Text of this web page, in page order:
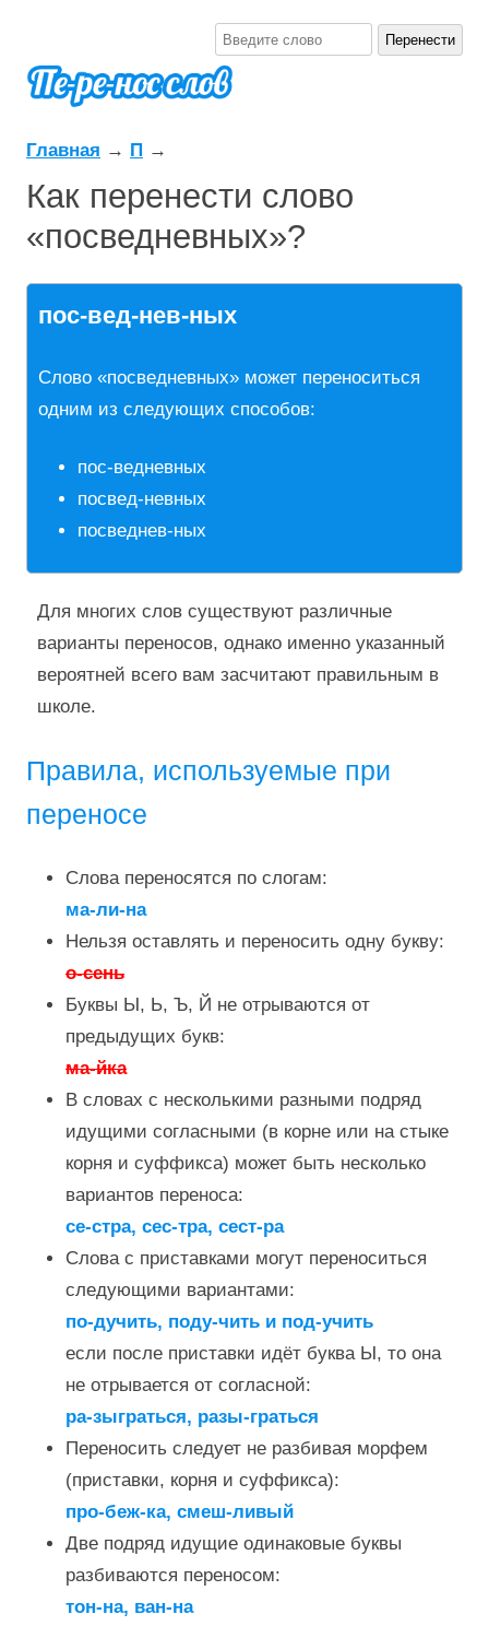
Главная → П →
Как перенести слово
«посведневных»?
пос-вед-нев-ных
Слово «посведневных» может переноситься
одним из следующих способов:
пос-ведневных
посвед-невных
посведнев-ных
Для многих слов существуют различные
варианты переносов, однако именно указанный
вероятней всего вам засчитают правильным в
школе.
Правила, используемые при
переносе
Слова переносятся по слогам:
ма-ли-на
Нельзя оставлять и переносить одну букву:
о-сень
Буквы Ы, Ь, Ъ, Й не отрываются от
предыдущих букв:
ма-йка
В словах с несколькими разными подряд
идущими согласными (в корне или на стыке
корня и суффикса) может быть несколько
вариантов переноса:
се-стра, сес-тра, сест-ра
Слова с приставками могут переноситься
следующими вариантами:
по-дучить, поду-чить и под-учить
если после приставки идёт буква Ы, то она
не отрывается от согласной:
ра-зыграться, разы-граться
Переносить следует не разбивая морфем
(приставки, корня и суффикса):
про-беж-ка, смеш-ливый
Две подряд идущие одинаковые буквы
разбиваются переносом:
тон-на, ван-на